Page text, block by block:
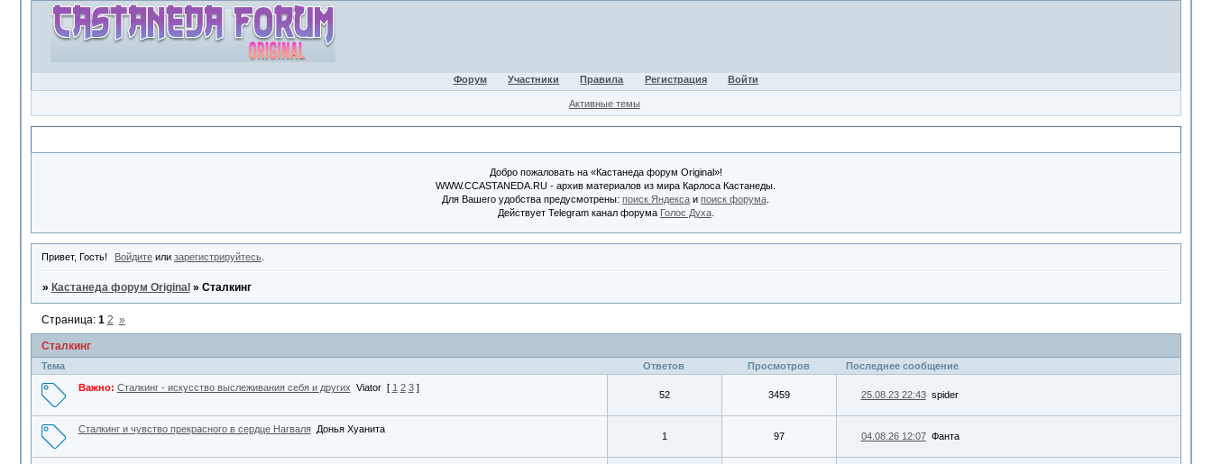
Форум Участники Правила Регистрация Войти
Активные темы
Добро пожаловать на «Кастанеда форум Original»!
WWW.CCASTANEDA.RU - архив материалов из мира Карлоса Кастанеды.
Для Вашего удобства предусмотрены:поиск Яндекса ипоиск форума
Действует Telegram канал форума Голос Духа.
Привет, Гость! Войдите илизарегистрируйтесь
» Кастанеда форум Original » Сталкинг
Сталкинг
Страница: 1 2 »
Тема Ответов Просмотров
Последнее сообщение
Важно: Сталкинг - искусство выслеживания себя и других Viator [ 1 2 3 ]
52 3459 25.08.23 22:43 spider
Сталкинг и чувство прекрасного в сердце Нагваля Донья Хуанита
1 97 04.08.26 12:07 Фанта